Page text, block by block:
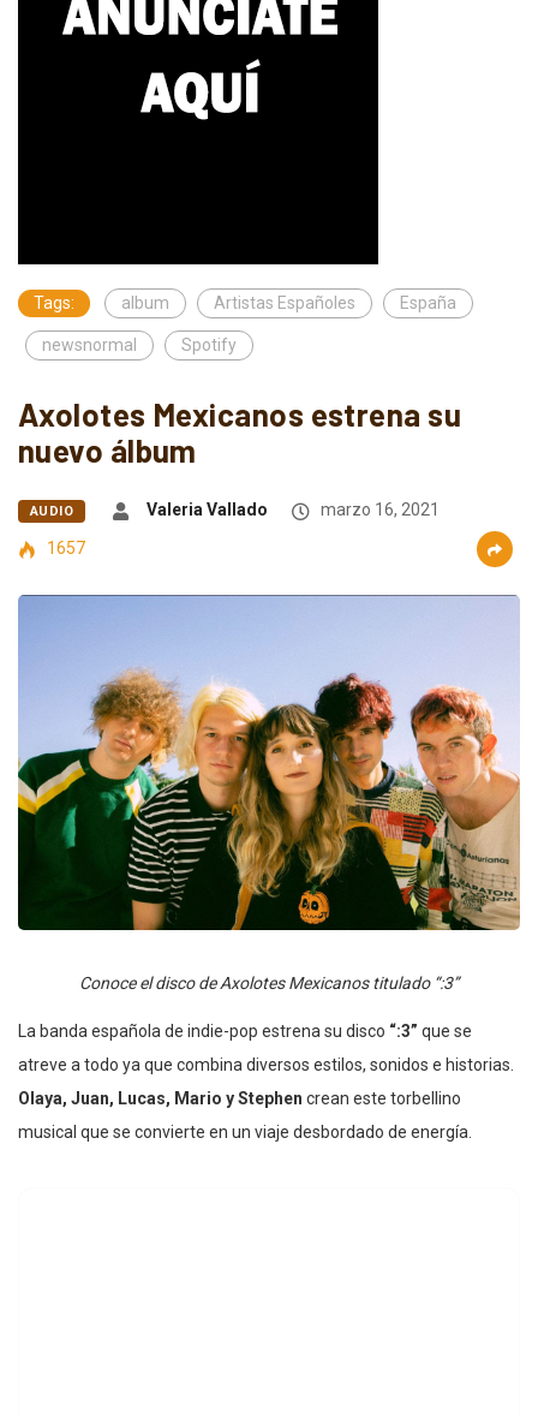
Tags: album Artistas Españoles España
newsnormal Spotify
Axolotes Mexicanos estrena su
nuevo álbum
AUDIO Valeria Vallado
marzo 16, 2021
1657
Conoce el disco de Axolotes Mexicanos titulado “:3”
La banda española de indie-pop estrena su disco “:3” que se
atreve a todo ya que combina diversos estilos, sonidos e historias.
Olaya, Juan, Lucas, Mario y Stephen crean este torbellino
musical que se convierte en un viaje desbordado de energía.